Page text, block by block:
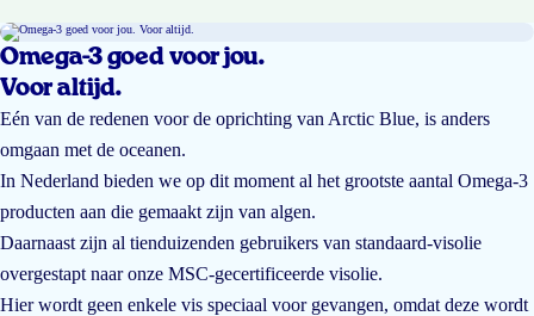
Omega-3 goed voor jou.
Voor altijd.
Eén van de redenen voor de oprichting van Arctic Blue, is anders
omgaan met de oceanen.
In Nederland bieden we op dit moment al het grootste aantal Omega-3
producten aan die gemaakt zijn van algen.
Daarnaast zijn al tienduizenden gebruikers van standaard-visolie
overgestapt naar onze MSC-gecertificeerde visolie.
Hier wordt geen enkele vis speciaal voor gevangen, omdat deze wordt